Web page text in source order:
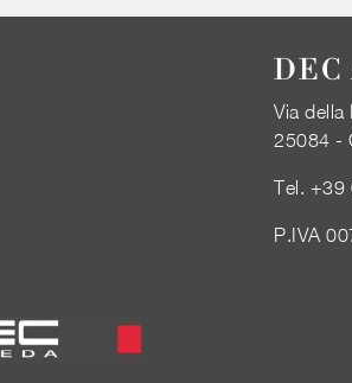
Via
25084 -
Tel. +39
P.IVA